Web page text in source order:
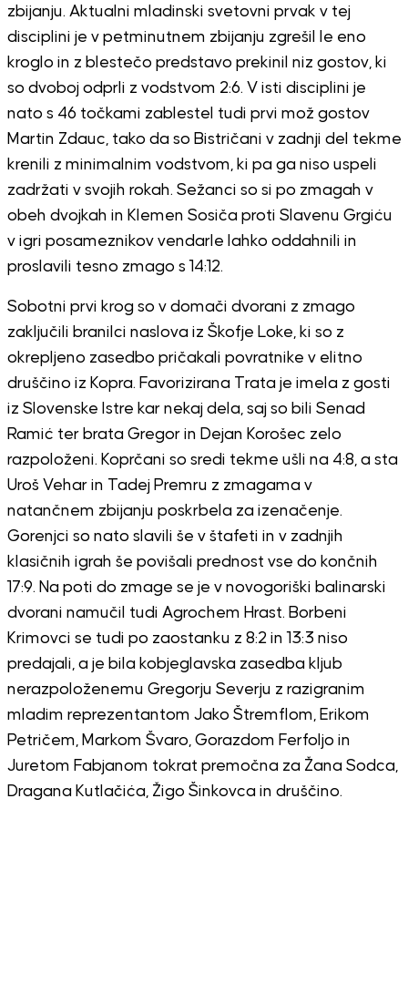
zbijanju. Aktualni mladinski svetovni prvak v tej
disciplini je v petminutnem zbijanju zgrešil le eno
kroglo in z blestečo predstavo prekinil niz gostov, ki
so dvoboj odprli z vodstvom 2:6. V isti disciplini je
nato s 46 točkami zablestel tudi prvi mož gostov
Martin Zdauc, tako da so Bistričani v zadnji del tekme
krenili z minimalnim vodstvom, ki pa ga niso uspeli
zadržati v svojih rokah. Sežanci so si po zmagah v
obeh dvojkah in Klemen Sosiča proti Slavenu Grgiću
v igri posameznikov vendarle lahko oddahnili in
proslavili tesno zmago s 14:12.
Sobotni prvi krog so v domači dvorani z zmago
zaključili branilci naslova iz Škofje Loke, ki so z
okrepljeno zasedbo pričakali povratnike v elitno
druščino iz Kopra. Favorizirana Trata je imela z gosti
iz Slovenske Istre kar nekaj dela, saj so bili Senad
Ramić ter brata Gregor in Dejan Korošec zelo
razpoloženi. Koprčani so sredi tekme ušli na 4:8, a sta
Uroš Vehar in Tadej Premru z zmagama v
natančnem zbijanju poskrbela za izenačenje.
Gorenjci so nato slavili še v štafeti in v zadnjih
klasičnih igrah še povišali prednost vse do končnih
17:9. Na poti do zmage se je v novogoriški balinarski
dvorani namučil tudi Agrochem Hrast. Borbeni
Krimovci se tudi po zaostanku z 8:2 in 13:3 niso
predajali, a je bila kobjeglavska zasedba kljub
nerazpoloženemu Gregorju Severju z razigranim
mladim reprezentantom Jako Štremflom, Erikom
Petričem, Markom Švaro, Gorazdom Ferfoljo in
Juretom Fabjanom tokrat premočna za Žana Sodca,
Dragana Kutlačića, Žigo Šinkovca in druščino.